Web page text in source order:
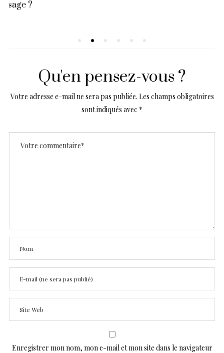
Qu'en pensez-vous ?
Votre adresse e-mail ne sera pas publiée. Les champs obligatoires
sont indiqués avec *
Enregistrer mon nom, mon e-mail et mon site dans le navigateur